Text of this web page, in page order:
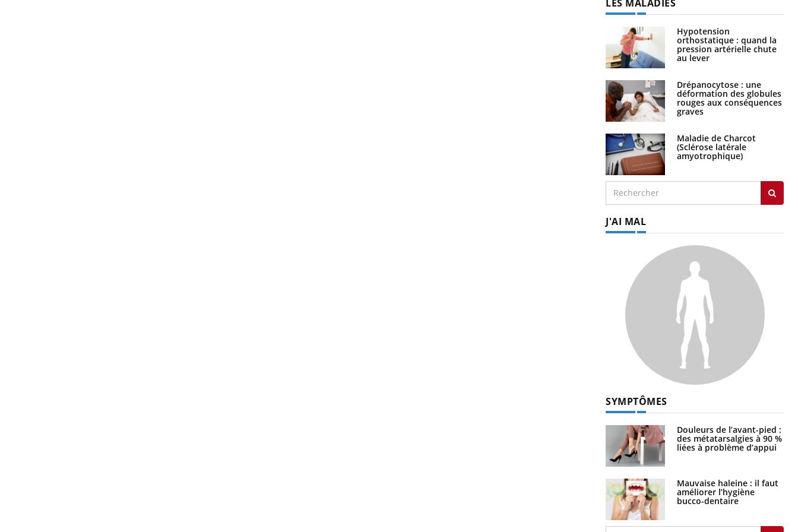
LES MALADIES
Hypotension
orthostatique : quand la
pression artérielle chute
au lever
Drépanocytose : une
déformation des globules
rouges aux conséquences
graves
Maladie de Charcot
(Sclérose latérale
amyotrophique)
J'AI MAL
SYMPTÔMES
Douleurs de l’avant-pied :
des métatarsalgies à 90 %
liées à problème d’appui
Mauvaise haleine : il faut
améliorer l’hygiène
bucco-dentaire